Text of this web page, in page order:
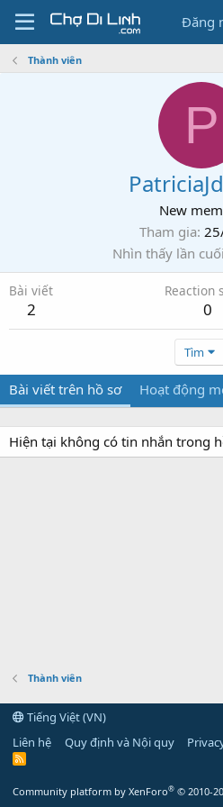
Đăng
Thành viên
P
New
Tham gia
Nhìn thấy lần cuối
Bài viết
2
Reaction
0
Tìm
Bài viết trên hồ sơ Hoạt động
Hiện tại không có tin nhắn trong
Thành viên
Tiếng Việt (VN)
Liên hệ
Quy định và Nội quy
R
Community platform by XenForo® © 2010-